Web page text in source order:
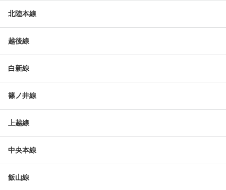
北陸本線
越後線
白新線
篠ノ井線
上越線
中央本線
飯山線